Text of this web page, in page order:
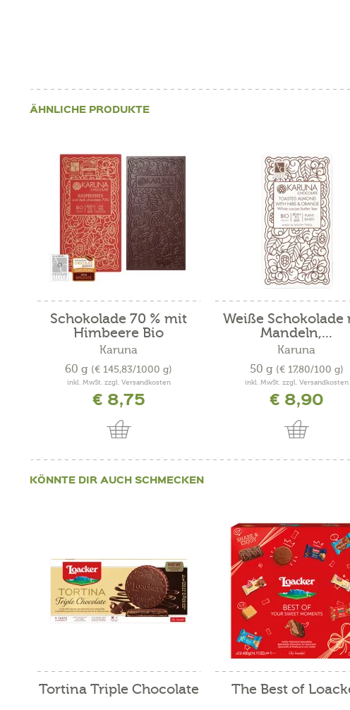
ÄHNLICHE PRODUKTE
Schokolade 70 % mit
Himbeere Bio
Karuna
60 g (€ 145,83/1000 g)
inkl. MwSt. zzgl. Versandkosten
€ 8,75
Weiße Schokolade
Mandeln,...
Karuna
50 g (€ 17,80/100 g)
inkl. MwSt. zzgl. Versandkosten
€ 8,90
KÖNNTE DIR AUCH SCHMECKEN
Tortina Triple Chocolate The Best of